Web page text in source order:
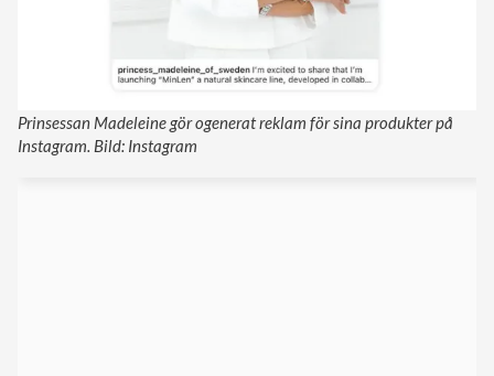
Prinsessan Madeleine gör ogenerat reklam för sina produkter på
Instagram. Bild: Instagram